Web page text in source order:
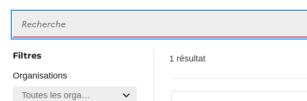
Filtres
Organisations
Toutes les organisations
1 résultat